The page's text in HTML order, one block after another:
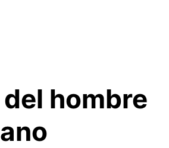
hombre